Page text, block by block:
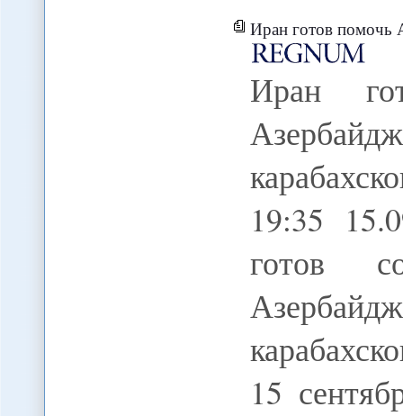
Иран готов помочь Армении и
Иран
19:35
готов
15